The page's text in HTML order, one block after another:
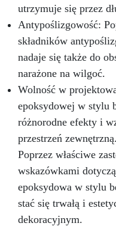
utrzymuje się przez
Antypoślizgowość:
składników
nadaje się także do
narażone na wilgoć.
Wolność w
epoksydowej w stylu
różnorodne efekty i
przestrzeń zewnętrzną.
Poprzez właściwe
wskazówkami
epoksydowa w stylu
stać się trwałą i
dekoracyjnym.